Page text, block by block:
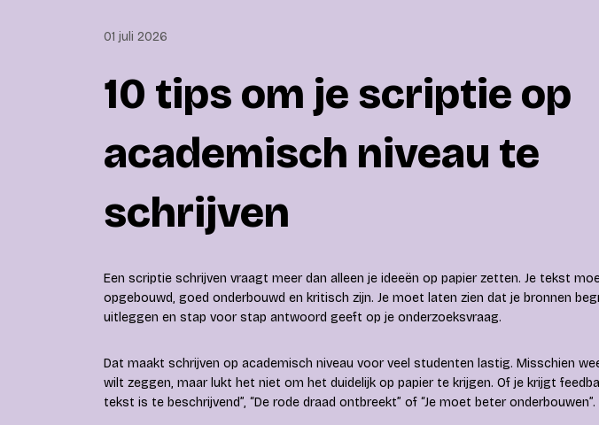
01 juli 2026
10 tips om je scriptie op
academisch niveau te
schrijven
Een scriptie schrijven vraagt meer dan alleen je ideeën op papier zetten. Je tekst
opgebouwd, goed onderbouwd en kritisch zijn. Je moet laten zien dat je bronnen
uitleggen en stap voor stap antwoord geeft op je onderzoeksvraag.
Dat maakt schrijven op academisch niveau voor veel studenten lastig. Misschien
wilt zeggen, maar lukt het niet om het duidelijk op papier te krijgen. Of je krijgt
tekst is te beschrijvend”, “De rode draad ontbreekt” of “Je moet beter onderbouwen”.